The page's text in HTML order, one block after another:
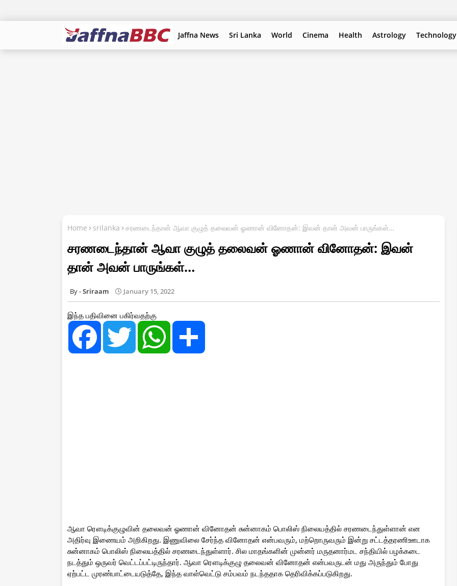
Jaffna News Sri Lanka World Cinema Health Astrology Technology
Home srilanka சரணடைந்தான் ஆவா குழுத் தலைவன் ஓணான் வினோதன்: இவன் தான் அவன் பாருங்கள்…
சரணடைந்தான் ஆவா குழுத் தலைவன் ஓணான் வினோதன்: இவன்
தான் அவன் பாருங்கள்…
Sriraam January 15, 2022
இந்த பதிவினை பகிர்வதற்கு
F
e
T
t
W
t
ஆவா ரௌடிக்குழுவின் தலைவன் ஓணான் வினோதன் சுன்னாகம் பொலிஸ் நிலையத்தில் சரணடைந்துள்ளான் என
அதிர்வு இணையம் அறிகிறது. இணுவிலை சேர்ந்த வினோதன் என்பவரும், மற்றொருவரும் இன்று சட்டத்தரணிஊடாக
சுன்னாகம் பொலிஸ் நிலையத்தில் சரணடைந்துள்ளார். சில மாதங்களின் முன்னர் மருதனார்மட சந்தியில் பழக்கடை
நடத்தும் ஒருவர் வெட்டப்பட்டிருந்தார். ஆவா ரௌடிக்குழு தலைவன் வினோதன் என்பவருடன் மது அருந்தும் போது
ஏற்பட்ட முரண்பாட்டையடுத்தே, இந்த வாள்வெட்டு சம்பவம் நடந்ததாக தெரிவிக்கப்படுகிறது.